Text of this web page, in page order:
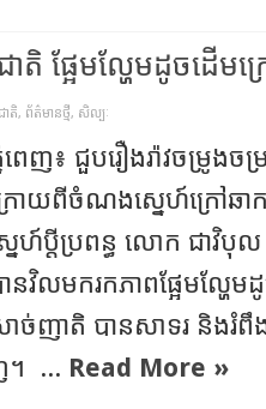
ផ្អែមល្ហែមដូចដើម
ាតិ, ព័ត៌មានថ្មី, សិល្បៈ
ពេញ៖ ជួបរឿងរ៉ាវចម្រូង
ោយពីចំណងស្នេហ៍ក្រៅឆា
េហ៍ប្តីប្រពន្ធ លោក ជាវិ
នវិលមករកភាពផ្អែមល្ហែ
ច់ញាតិ បានសាទរ និងរំពឹ
។ ... Read More »